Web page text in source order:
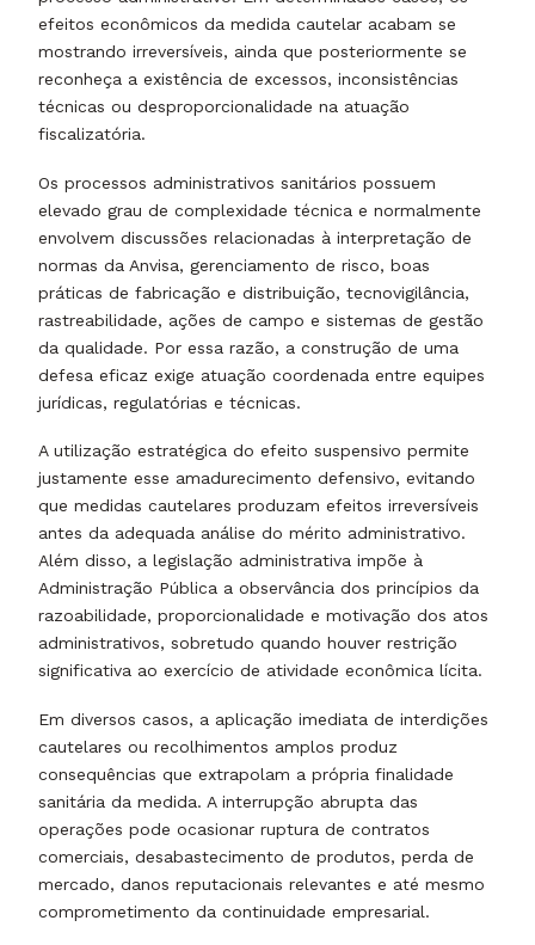
efeitos econômicos da medida cautelar acabam se
mostrando irreversíveis, ainda que posteriormente se
reconheça a existência de excessos, inconsistências
técnicas ou desproporcionalidade na atuação
fiscalizatória.
Os processos administrativos sanitários possuem
elevado grau de complexidade técnica e normalmente
envolvem discussões relacionadas à interpretação de
normas da Anvisa, gerenciamento de risco, boas
práticas de fabricação e distribuição, tecnovigilância,
rastreabilidade, ações de campo e sistemas de gestão
da qualidade. Por essa razão, a construção de uma
defesa eficaz exige atuação coordenada entre equipes
jurídicas, regulatórias e técnicas.
A utilização estratégica do efeito suspensivo permite
justamente esse amadurecimento defensivo, evitando
que medidas cautelares produzam efeitos irreversíveis
antes da adequada análise do mérito administrativo.
Além disso, a legislação administrativa impõe à
Administração Pública a observância dos princípios da
razoabilidade, proporcionalidade e motivação dos atos
administrativos, sobretudo quando houver restrição
significativa ao exercício de atividade econômica lícita.
Em diversos casos, a aplicação imediata de interdições
cautelares ou recolhimentos amplos produz
consequências que extrapolam a própria finalidade
sanitária da medida. A interrupção abrupta das
operações pode ocasionar ruptura de contratos
comerciais, desabastecimento de produtos, perda de
mercado, danos reputacionais relevantes e até mesmo
comprometimento da continuidade empresarial.